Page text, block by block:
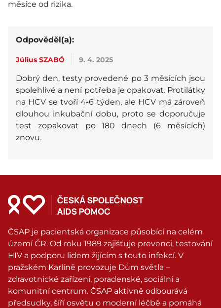
měsíce od rizika.
Odpověděl(a):
Július SZABÓ 9. 4. 2025
Dobrý den, testy provedené po 3 měsících jsou
spolehlivé a není potřeba je opakovat. Protilátky
na HCV se tvoří 4-6 týden, ale HCV má zároveň
dlouhou inkubační dobu, proto se doporučuje
test zopakovat po 180 dnech (6 měsících)
znovu.
ČSAP je pacientská organizace působící na celém
území ČR. Od roku 1989 zajišťuje prevenci, testování
HIV a podporu lidem žijícím s touto infekcí. V
pražském Karlíně provozuje Dům světla –
zdravotnické zařízení, poradenské, sociální a
komunitní centrum. ČSAP aktivně odbourává
předsudky, šíří osvětu o moderní léčbě a pomáhá